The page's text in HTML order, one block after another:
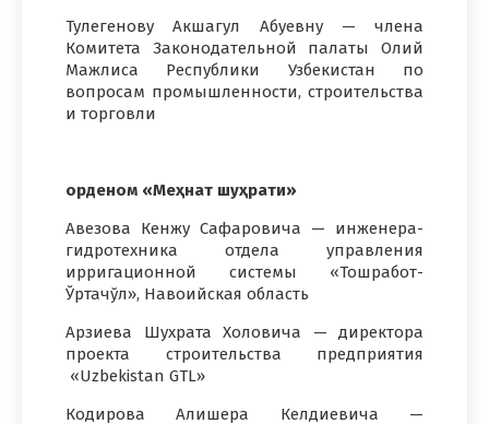
Тулегенову Акшагул Абуевну — члена
Комитета Законодательной палаты Олий
Мажлиса Республики Узбекистан по
вопросам промышленности, строительства
и торговли
орденом «Меҳнат шуҳрати»
Авезова Кенжу Сафаровича — инженера-
гидротехника отдела управления
ирригационной системы «Тошработ-
Ўртачўл», Навоийская область
Арзиева Шухрата Холовича — директора
проекта строительства предприятия
«Uzbekistan GTL»
Кодирова Алишера Келдиевича —